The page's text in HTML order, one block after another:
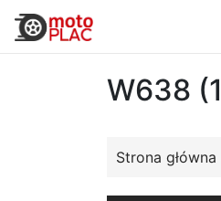
W638
Strona główna